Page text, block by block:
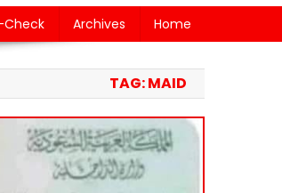
Home
Archives
Check
TAG:MAID